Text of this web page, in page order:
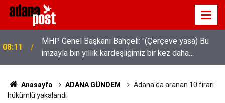
08:11
MHP Genel Başkanı Bahçeli: "(Çerçeve yasa) Bu
imzayla bin yıllık kardeşliğimiz bir kez daha
tescillenmiştir"
Anasayfa ADANA GÜNDEM
Adana'da aranan 10 firari
hükümlü yakalandı